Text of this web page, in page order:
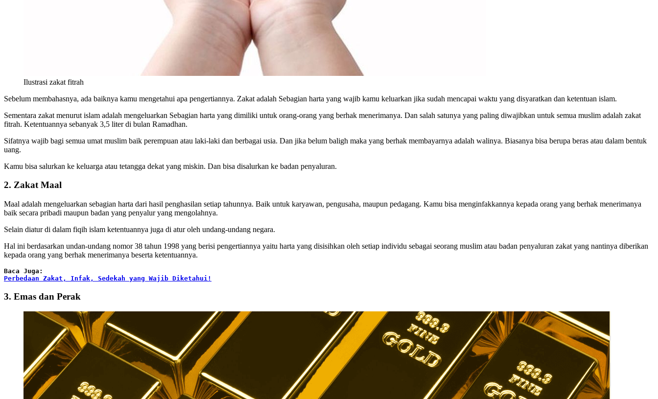
Ilustrasi zakat fitrah
Sebelum membahasnya, ada baiknya kamu mengetahui apa pengertiannya. Zakat adalah Sebagian harta yang wajib kamu keluarkan jika sudah mencapai waktu yang disyaratkan dan ketentuan islam.
Sementara zakat menurut islam adalah mengeluarkan Sebagian harta yang dimiliki untuk orang-orang yang berhak menerimanya. Dan salah satunya yang paling diwajibkan untuk semua muslim adalah zakat
fitrah. Ketentuannya sebanyak 3,5 liter di bulan Ramadhan.
Sifatnya wajib bagi semua umat muslim baik perempuan atau laki-laki dan berbagai usia. Dan jika belum baligh maka yang berhak membayarnya adalah walinya. Biasanya bisa berupa beras atau dalam bentuk
uang.
Kamu bisa salurkan ke keluarga atau tetangga dekat yang miskin. Dan bisa disalurkan ke badan penyaluran.
2. Zakat Maal
Maal adalah mengeluarkan sebagian harta dari hasil penghasilan setiap tahunnya. Baik untuk karyawan, pengusaha, maupun pedagang. Kamu bisa menginfakkannya kepada orang yang berhak menerimanya
baik secara pribadi maupun badan yang penyalur yang mengolahnya.
Selain diatur di dalam fiqih islam ketentuannya juga di atur oleh undang-undang negara.
Hal ini berdasarkan undan-undang nomor 38 tahun 1998 yang berisi pengertiannya yaitu harta yang disisihkan oleh setiap individu sebagai seorang muslim atau badan penyaluran zakat yang nantinya diberikan
kepada orang yang berhak menerimanya beserta ketentuannya.
Baca Juga:
Perbedaan Zakat, Infak, Sedekah yang Wajib Diketahui!
3. Emas dan Perak